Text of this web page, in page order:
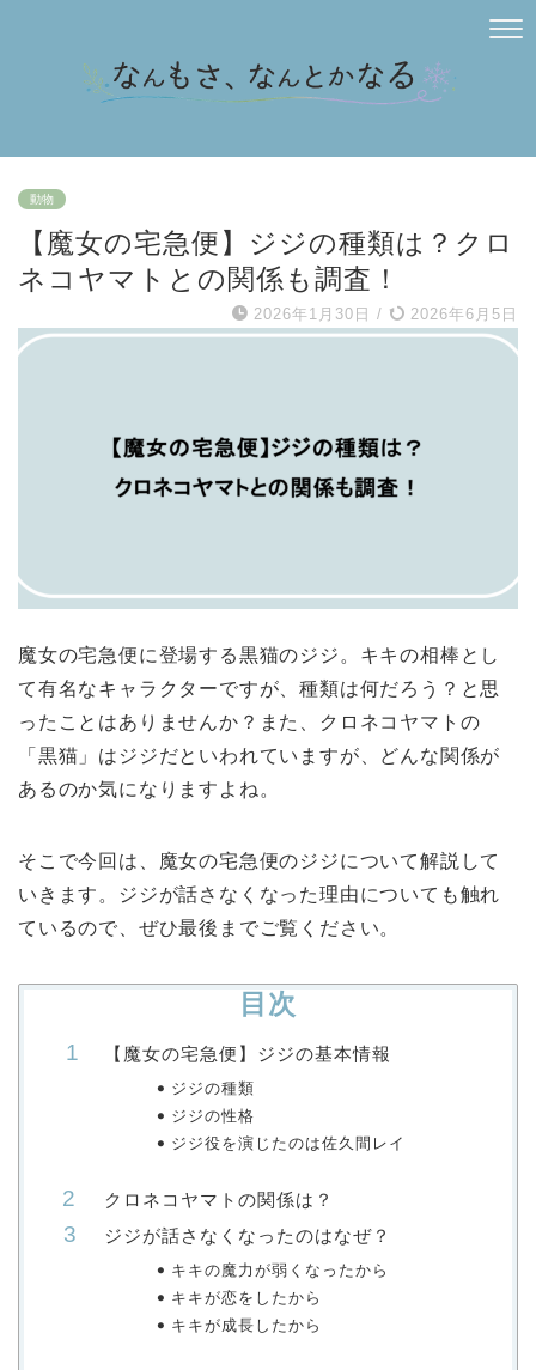
動物
【魔女の宅急便】ジジの種類は？クロ
ネコヤマトとの関係も調査！
2026年1月30日 / 2026年6月5日
魔女の宅急便に登場する黒猫のジジ。キキの相棒とし
て有名なキャラクターですが、種類は何だろう？と思
ったことはありませんか？また、クロネコヤマトの
「黒猫」はジジだといわれていますが、どんな関係が
あるのか気になりますよね。
そこで今回は、魔女の宅急便のジジについて解説して
いきます。ジジが話さなくなった理由についても触れ
ているので、ぜひ最後までご覧ください。
目次
【魔女の宅急便】ジジの基本情報
ジジの種類
ジジの性格
ジジ役を演じたのは佐久間レイ
クロネコヤマトの関係は？
ジジが話さなくなったのはなぜ？
キキの魔力が弱くなったから
キキが恋をしたから
キキが成長したから